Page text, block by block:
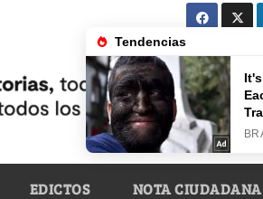
EDICTOS NOTA CIUDADANA